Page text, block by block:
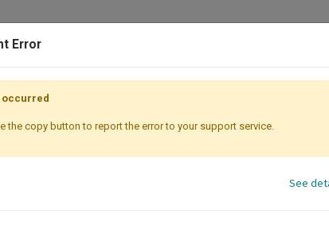
details
Error
the copy button to report the error to your support service.
See